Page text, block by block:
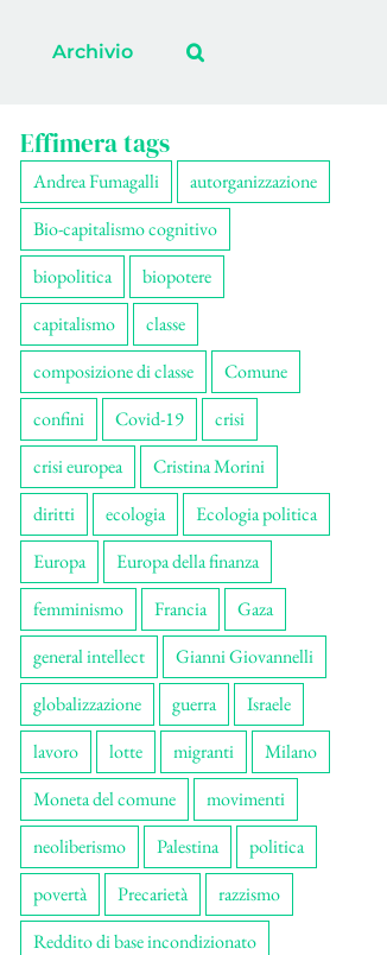
Archivio
Effimera tags
Andrea Fumagalli
autorganizzazione
Bio-capitalismo cognitivo
biopolitica
biopotere
capitalismo
classe
composizione di classe
Comune
confini
Covid-19
crisi
crisi europea
Cristina Morini
diritti
ecologia
Ecologia politica
Europa
Europa della finanza
femminismo
Francia
Gaza
general intellect
Gianni Giovannelli
globalizzazione
guerra
Israele
lavoro
lotte migranti
Milano
Moneta del comune
movimenti
neoliberismo
Palestina
politica
povertà
Precarietà
razzismo
Reddito di base incondizionato